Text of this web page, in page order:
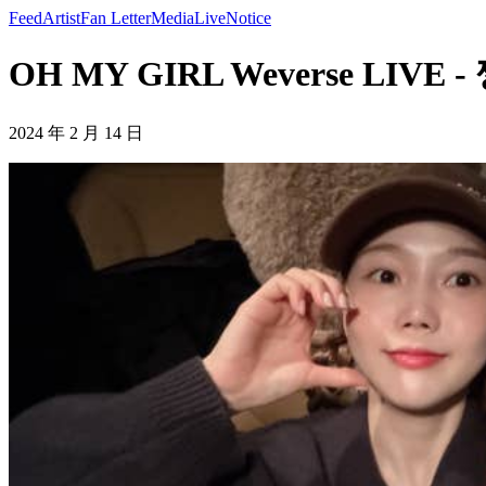
FeedArtistFan LetterMediaLiveNotice
OH MY GIRL Weverse LIVE -
2024 年 2 月 14 日